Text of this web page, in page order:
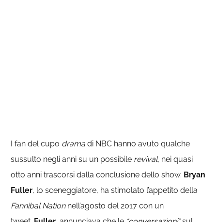
I fan del cupo drama di NBC hanno avuto qualche
sussulto negli anni su un possibile revival, nei quasi
otto anni trascorsi dalla conclusione dello show. Bryan
Fuller, lo sceneggiatore, ha stimolato l’appetito della
Fannibal Nationnell’agosto del 2017 con un